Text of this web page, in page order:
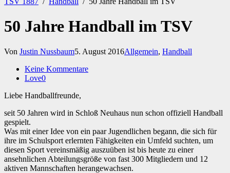
50 Jahre Handball im TSV
Von Justin Nussbaum5. August 2016Allgemein, Handball
Keine Kommentare
Love0
Liebe Handballfreunde,
seit 50 Jahren wird in Schloß Neuhaus nun schon offiziell Handball
gespielt.
Was mit einer Idee von ein paar Jugendlichen begann, die sich für
ihre im Schulsport erlernten Fähigkeiten ein Umfeld suchten, um
diesen Sport vereinsmäßig auszuüben ist bis heute zu einer
ansehnlichen Abteilungsgröße von fast 300 Mitgliedern und 12
aktiven Mannschaften herangewachsen.